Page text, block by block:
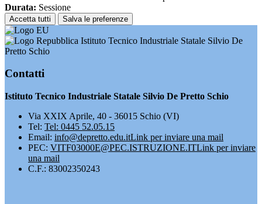
Durata: Sessione
Accetta tutti Salva le preferenze
Istituto Tecnico Industriale Statale Silvio De
Pretto Schio
Contatti
Istituto Tecnico Industriale Statale Silvio De Pretto Schio
Via XXIX Aprile, 40 - 36015 Schio (VI)
Tel: Tel: 0445 52.05.15
Email: info@depretto.edu.itLink per inviare una mail
PEC: VITF03000E@PEC.ISTRUZIONE.ITLink per inviare
una mail
C.F.: 83002350243